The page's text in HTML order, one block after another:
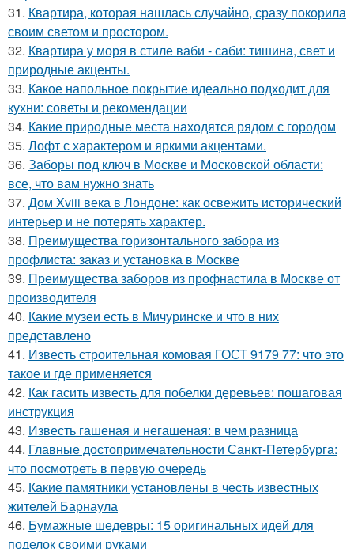
31. Квартира, которая нашлась случайно, сразу покорила
своим светом и простором.
32. Квартира у моря в стиле ваби - саби: тишина, свет и
природные акценты.
33. Какое напольное покрытие идеально подходит для
кухни: советы и рекомендации
34. Какие природные места находятся рядом с городом
35. Лофт с характером и яркими акцентами.
36. Заборы под ключ в Москве и Московской области:
все, что вам нужно знать
37. Дом Xviii века в Лондоне: как освежить исторический
интерьер и не потерять характер.
38. Преимущества горизонтального забора из
профлиста: заказ и установка в Москве
39. Преимущества заборов из профнастила в Москве от
производителя
40. Какие музеи есть в Мичуринске и что в них
представлено
41. Известь строительная комовая ГОСТ 9179 77: что это
такое и где применяется
42. Как гасить известь для побелки деревьев: пошаговая
инструкция
43. Известь гашеная и негашеная: в чем разница
44. Главные достопримечательности Санкт-Петербурга:
что посмотреть в первую очередь
45. Какие памятники установлены в честь известных
жителей Барнаула
46. Бумажные шедевры: 15 оригинальных идей для
поделок своими руками